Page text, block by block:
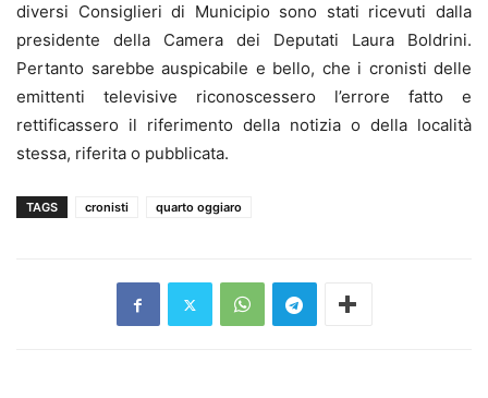
diversi Consiglieri di Municipio sono stati ricevuti dalla
presidente della Camera dei Deputati Laura Boldrini.
Pertanto sarebbe auspicabile e bello, che i cronisti delle
emittenti televisive riconoscessero l’errore fatto e
rettificassero il riferimento della notizia o della località
stessa, riferita o pubblicata.
TAGS cronisti quarto oggiaro